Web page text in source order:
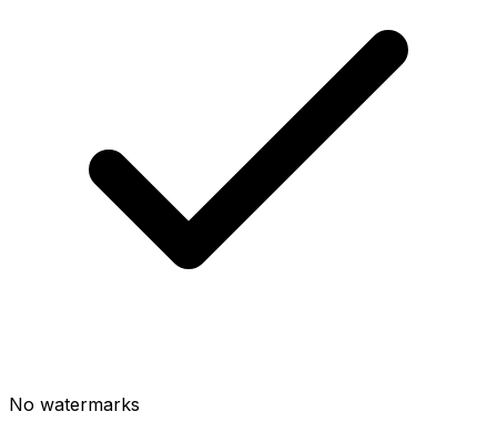
No watermarks